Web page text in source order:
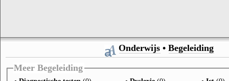
Onderwijs •Begeleiding
Meer Begeleiding